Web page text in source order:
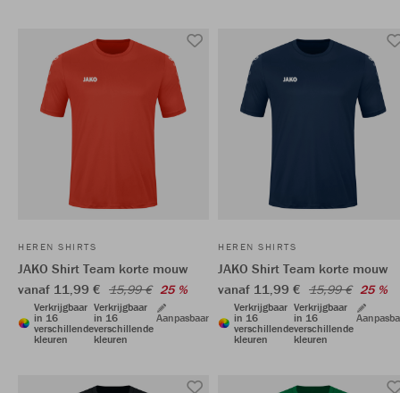
HEREN SHIRTS
JAKO Shirt Team korte mouw
vanaf 11,99 € 15,99 € 25 %
Verkrijgbaar
in 16
verschillende
kleuren
Verkrijgbaar
in 16
verschillende
kleuren
Aanpasbaar
HEREN SHIRTS
JAKO Shirt Team korte mouw
vanaf 11,99 € 15,99 € 25 %
Verkrijgbaar
in 16
verschillende
kleuren
Verkrijgbaar
in 16
verschillende
kleuren